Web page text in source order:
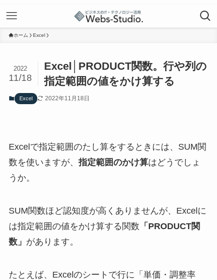
ホーム Excel
Excel│PRODUCT関数。行や列の
指定範囲の値をかけ算する
2022
11/18
Excel 2022年11月18日
Excelで指定範囲のたし算をするときには、SUM関
数を使いますが、 指定範囲のかけ算はどうでしょ
うか。
SUM関数ほど認知度が高くありませんが、Excelに
は指定範囲の値をかけ算する関数 「PRODUCT関
数」 があります。
たとえば、Excelのシートで行に「単価・調整率